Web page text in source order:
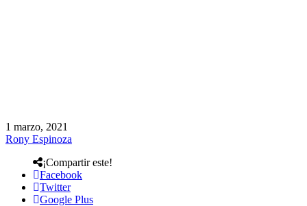
1 marzo, 2021
Rony Espinoza
¡Compartir este!
Facebook
Twitter
Google Plus